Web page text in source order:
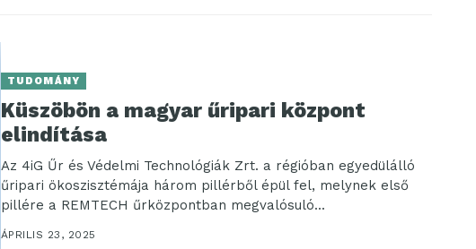
TUDOMÁNY
Küszöbön a magyar űripari központ
elindítása
Az 4iG Űr és Védelmi Technológiák Zrt. a régióban egyedülálló
űripari ökoszisztémája három pillérből épül fel, melynek első
pillére a REMTECH űrközpontban megvalósuló...
ÁPRILIS 23, 2025